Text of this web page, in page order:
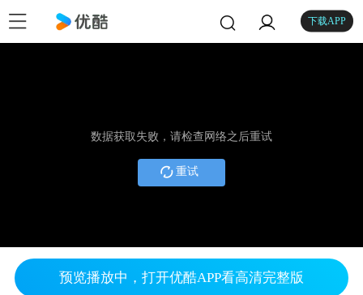
下载APP
数据获取失败，请检查网络之后重试
重试
预览播放中，打开优酷APP看高清完整版